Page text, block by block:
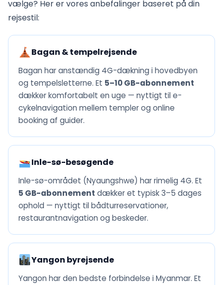
vælge? Her er vores anbefalinger baseret på din
rejsestil:
Bagan & tempelrejsende
Bagan har anstændig 4G-dækning i hovedbyen
og tempelsletterne. Et 5–10 GB-abonnement
dækker komfortabelt en uge — nyttigt til e-
cykelnavigation mellem templer og online
booking af guider.
Inle-sø-besøgende
Inle-sø-området (Nyaungshwe) har rimelig 4G. Et
5 GB-abonnement dækker et typisk 3–5 dages
ophold — nyttigt til bådturreservationer,
restaurantnavigation og beskeder.
Yangon byrejsende
Yangon har den bedste forbindelse i Myanmar. Et